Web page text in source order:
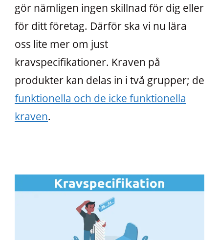
gör nämligen ingen skillnad för dig eller
för ditt företag. Därför ska vi nu lära
oss lite mer om just
kravspecifikationer. Kraven på
produkter kan delas in i två grupper; de
funktionella och de icke funktionella
kraven.